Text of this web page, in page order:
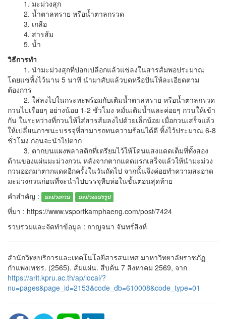
1. มะม่วงสุก
2. น้ำตาลทราย หรือน้ำตาลกรวด
3. เกลือ
4. สารส้ม
5. น้ำ
วิธีการทำ
1. นำมะม่วงสุกที่ปอกเปลือกแล้วแช่ลงในสารส้มพอประมาณ
โดยแช่ทิ้งไว้นาน 5 นาที นำมาสับแล้วบดหรือปั่นให้ละเอียดตาม
ต้องการ
2. ใส่ลงไปในกระทะพร้อมกับเติมน้ำตาลทราย หรือน้ำตาลกรวด
กวนไปเรื่อยๆ อย่างน้อย 1-2 ชั่วโมง หมั่นเติมน้ำและค่อยๆ กวนให้เข้า
กัน ในระหว่างที่กวนให้ใส่สารส้มลงไปด้วยเล็กน้อย เมื่อกวนเสร็จแล้ว
ให้เปลี่ยนภาชนะบรรจุที่สามารถทนความร้อนได้ดี ทิ้งไว้ประมาณ 6-8
ชั่วโมง ก่อนจะนำไปตาก
3. ตากบนแผงพลาสติกที่เตรียมไว้ให้โดนแสงแดดเต็มที่ทั้งสอง
ด้านของแผ่นมะม่วงกวน หลังจากตากแดดแรกเสร็จแล้วให้นำมะม่วง
กวนออกมาตากแดดอีกครั้งในวันถัดไป จากนั้นจึงค่อยทำความสะอาด
มะม่วงกวนก่อนที่จะนำไปบรรจุหีบห่อในขั้นตอนสุดท้าย
คำสำคัญ :
มะม่วงกวน มะม่วงแปรรูป
ที่มา : https://www.vsportkamphaeng.com/post/7424
รวบรวมและจัดทำข้อมูล : กาญจนา จันทร์สิงห์
สำนักวิทยบริการและเทคโนโลยีสารสนเทศ มาหาวิทยาลัยราชภัฏ
กำแพงเพชร. (2565). ส้มแผ่น. สืบค้น 7 สิงหาคม 2569, จาก
https://arit.kpru.ac.th/ap/local/?
nu=pages&page_id=2153&code_db=610008&code_type=01